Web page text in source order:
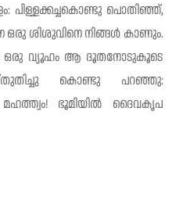
പിള്ളക്കച്ചകൊണ്ടു പൊതിഞ്ഞ്,
ഒരു ശിശുവിനെ നിങ്ങൾ കാണും.
ഒരു വ്യൂഹം ആ ദൂതനോടുകൂടെ
സ്തുതിച്ചു കൊണ്ടു പറഞ്ഞു:
ഭൂമിയിൽ ദൈവകൃപ